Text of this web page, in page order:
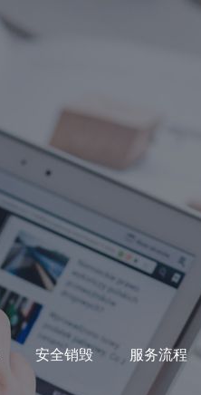
安全销毁 服务流程